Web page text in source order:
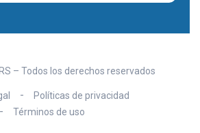
– Todos los derechos reservados
Políticas de privacidad
Términos de uso